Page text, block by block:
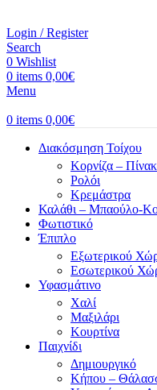
Login / Register
Search
0 Wishlist
0 items 0,00€
Menu
0 items 0,00€
Διακόσμηση Τοίχου
Κορνίζα –
Ρολόι
Κρεμάστρα
Καλάθι – Μπαούλο-
Φωτιστικό
Έπιπλο
Εξωτερικού
Εσωτερικού
Υφασμάτινο
Χαλί
Μαξιλάρι
Κουρτίνα
Παιχνίδι
Δημιουργικό
Κήπου –